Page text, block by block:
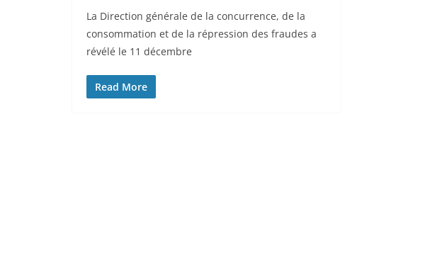
La Direction générale de la concurrence, de la
consommation et de la répression des fraudes a
révélé le 11 décembre
Read More